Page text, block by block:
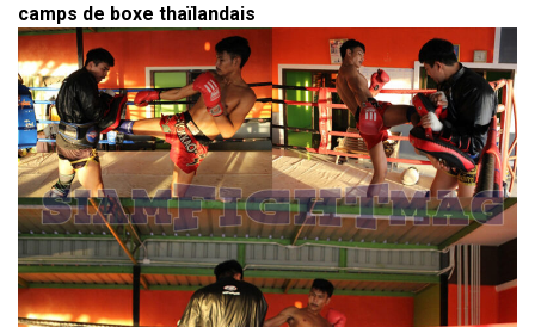
camps de boxe thaïlandais